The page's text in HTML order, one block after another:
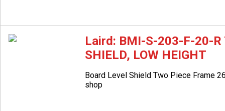
Laird: BMI-S-203-F-20-R
SHIELD, LOW HEIGHT
Board Level Shield Two Piece Frame
shop